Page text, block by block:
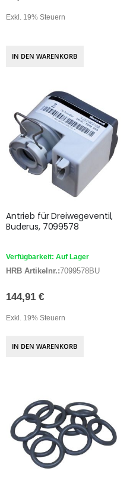
Exkl. 19% Steuern
IN DEN WARENKORB
Antrieb für Dreiwegeventil,
Buderus, 7099578
Verfügbarkeit: Auf Lager
HRB Artikelnr.:7099578BU
144,91 €
Exkl. 19% Steuern
IN DEN WARENKORB